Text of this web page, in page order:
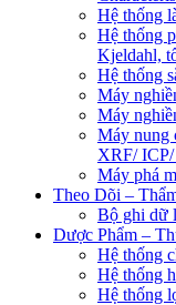
Hệ thống
Hệ thống
Kjeldahl,
Hệ thống
Máy
Máy
Máy nung
XRF/
Máy phá
Theo Dõi –
Bộ ghi dữ
Dược Phẩm –
Hệ thống
Hệ thống
Hệ thống